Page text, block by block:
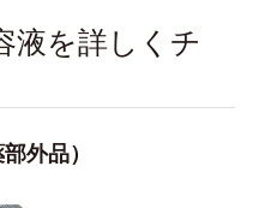
液を詳しくチ
外品）